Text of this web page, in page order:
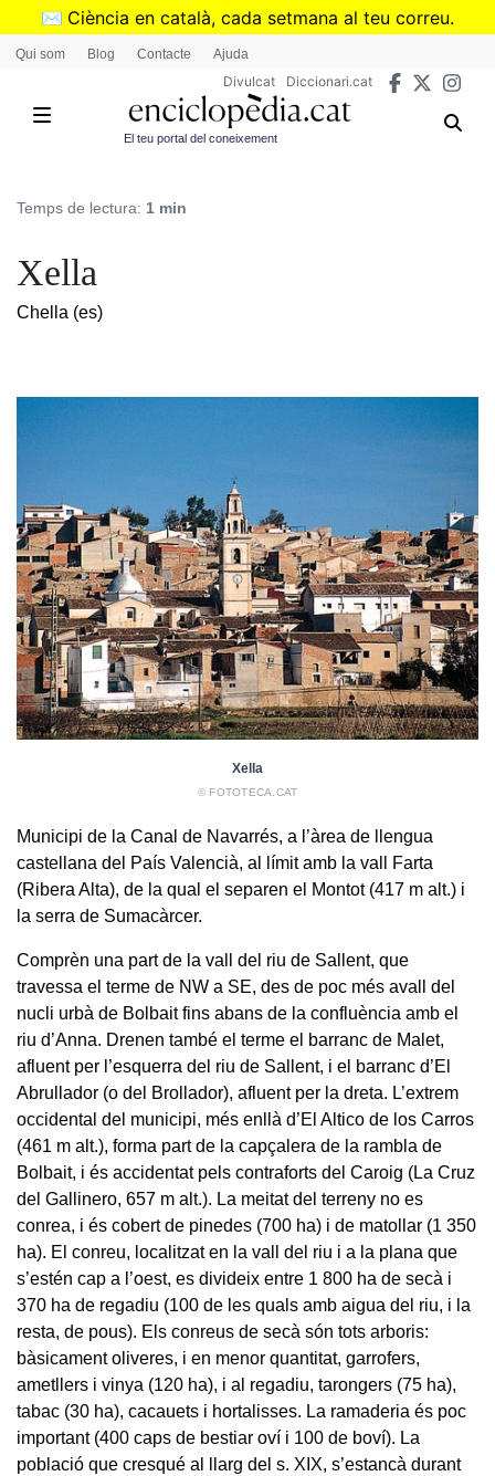
Vés
✉️ Ciència en català, cada setmana al teu correu.
➜Subscriu-te al butlletí de Divulcat
Qui som Blog Contacte Ajuda
Divulcat Diccionari.cat
El teu portal del coneixement
Temps de lectura: 1 min
Xella
Chella (es)
Xella
© FOTOTECA.CAT
Municipi de la Canal de Navarrés, a l’àrea de llengua
castellana del País Valencià, al límit amb la vall Farta
(Ribera Alta), de la qual el separen el Montot (417 m alt.) i
la serra de Sumacàrcer.
Comprèn una part de la vall del riu de Sallent, que
travessa el terme de NW a SE, des de poc més avall del
nucli urbà de Bolbait fins abans de la confluència amb el
riu d’Anna. Drenen també el terme el barranc de Malet,
afluent per l’esquerra del riu de Sallent, i el barranc d’El
Abrullador (o del Brollador), afluent per la dreta. L’extrem
occidental del municipi, més enllà d’El Altico de los Carros
(461 m alt.), forma part de la capçalera de la rambla de
Bolbait, i és accidentat pels contraforts del Caroig (La Cruz
del Gallinero, 657 m alt.). La meitat del terreny no es
conrea, i és cobert de pinedes (700 ha) i de matollar (1 350
ha). El conreu, localitzat en la vall del riu i a la plana que
s’estén cap a l’oest, es divideix entre 1 800 ha de secà i
370 ha de regadiu (100 de les quals amb aigua del riu, i la
resta, de pous). Els conreus de secà són tots arboris:
bàsicament oliveres, i en menor quantitat, garrofers,
ametllers i vinya (120 ha), i al regadiu, tarongers (75 ha),
tabac (30 ha), cacauets i hortalisses. La ramaderia és poc
important (400 caps de bestiar oví i 100 de boví). La
població que cresqué al llarg del s. XIX, s’estancà durant